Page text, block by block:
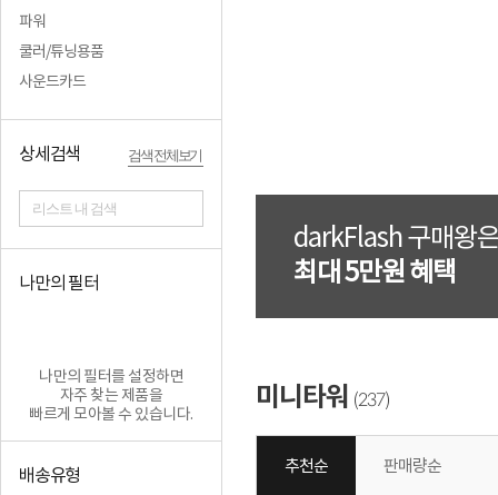
파워
쿨러/튜닝용품
사운드카드
상세검색 검색 전체보기
리스트 내 검색
나만의 필터
나만의 필터를 설정하면
자주 찾는 제품을
빠르게 모아볼 수 있습니다.
배송유형
darkFlash 구매왕
최대 5만원 혜택
미니타워 (237)
추천순 판매량순